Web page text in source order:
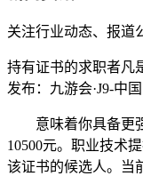
关注行业动态、报道
持有证书的求职者凡
发布：九游会·J9-中
意味着你具备更强
10500元。职业技术
该证书的候选人。当